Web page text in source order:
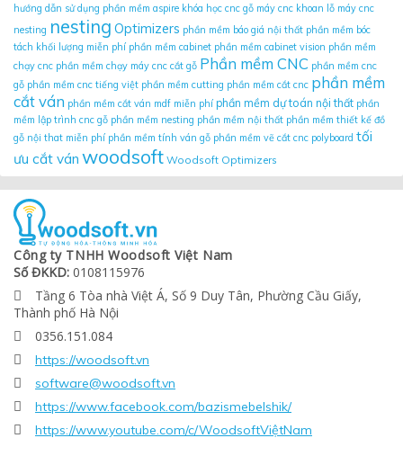
hướng dẫn sử dụng phần mềm aspire khóa học cnc gỗ máy cnc khoan lỗ máy cnc
nesting nesting Optimizers phần mềm báo giá nội thất phần mềm bóc
tách khối lượng miễn phí phần mềm cabinet phần mềm cabinet vision phần mềm
chạy cnc phần mềm chạy máy cnc cắt gỗ Phần mềm CNC phần mềm cnc
gỗ phần mềm cnc tiếng việt phần mềm cutting phần mềm cắt cnc phần mềm
cắt ván phần mềm cắt ván mdf miễn phí phần mềm dự toán nội thất phần
mềm lập trình cnc gỗ phần mềm nesting phần mềm nội thất phần mềm thiết kế đồ
gỗ nội that miễn phí phần mềm tính ván gỗ phần mềm vẽ cắt cnc polyboard tối
ưu cắt ván woodsoft Woodsoft Optimizers
Công ty TNHH Woodsoft Việt Nam
Số ĐKKD: 0108115976

Tầng 6 Tòa nhà Việt Á, Số 9 Duy Tân, Phường Cầu Giấy,
Thành phố Hà Nội
 0356.151.084
 https://woodsoft.vn
 software@woodsoft.vn
 https://www.facebook.com/bazismebelshik/
 https://www.youtube.com/c/WoodsoftViệtNam